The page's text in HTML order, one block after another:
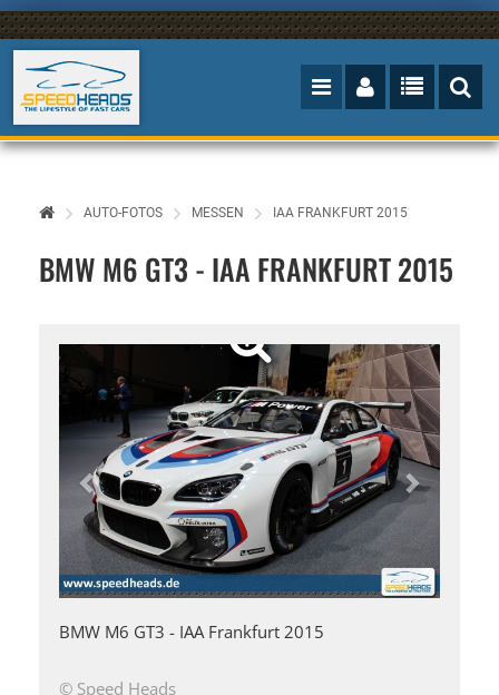
AUTO-FOTOS MESSEN IAA FRANKFURT 2015
BMW M6 GT3 - IAA FRANKFURT 2015
BMW M6 GT3 - IAA Frankfurt 2015
© Speed Heads